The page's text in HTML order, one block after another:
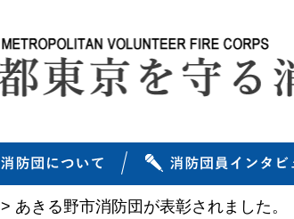
> あきる野市消防団が表彰されました。